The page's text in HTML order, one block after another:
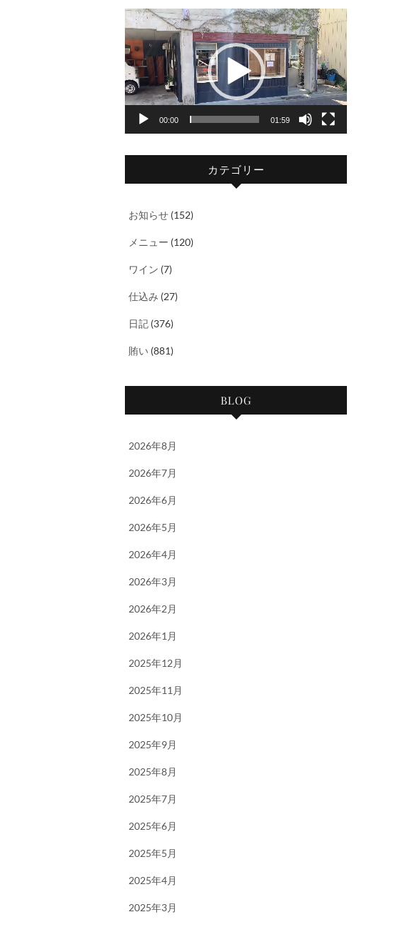
動
画
プ
レ
ー
ヤ
00:00 01:59
カテゴリー
お知らせ (152)
メニュー (120)
ワイン (7)
仕込み (27)
日記 (376)
賄い (881)
BLOG
2026年8月
2026年7月
2026年6月
2026年5月
2026年4月
2026年3月
2026年2月
2026年1月
2025年12月
2025年11月
2025年10月
2025年9月
2025年8月
2025年7月
2025年6月
2025年5月
2025年4月
2025年3月